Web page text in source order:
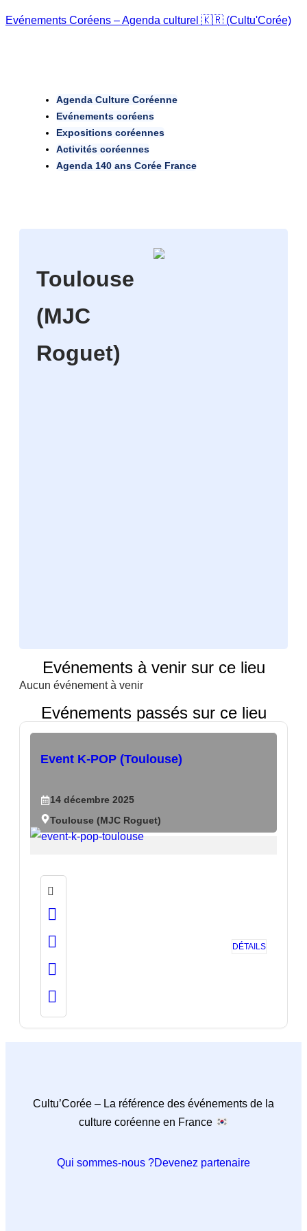
Evénements Coréens – Agenda culturel 🇰🇷 (Cultu'Corée)
Agenda Culture Coréenne
Evénements coréens
Expositions coréennes
Activités coréennes
Agenda 140 ans Corée France
Toulouse
(MJC
Roguet)
Evénements à venir sur ce lieu
Aucun événement à venir
Evénements passés sur ce lieu
Event K-POP (Toulouse)
14 décembre 2025
Toulouse (MJC Roguet)
DÉTAILS
Cultu’Corée – La référence des événements de la
culture coréenne en France
Qui sommes-nous ?Devenez partenaire